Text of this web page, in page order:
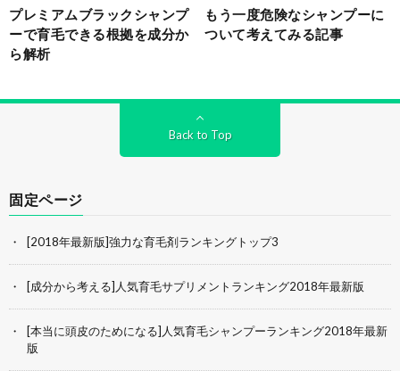
プレミアムブラックシャンプ
ーで育毛できる根拠を成分か
ら解析
もう一度危険なシャンプーに
ついて考えてみる記事
Back to Top
固定ページ
[2018年最新版]強力な育毛剤ランキングトップ3
[成分から考える]人気育毛サプリメントランキング2018年最新版
[本当に頭皮のためになる]人気育毛シャンプーランキング2018年最新
版